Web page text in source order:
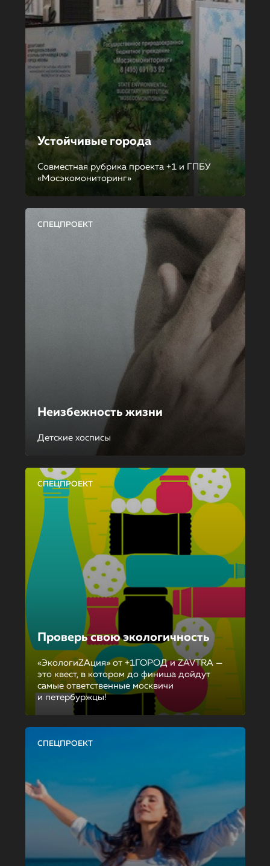
Устойчивые города
Совместная рубрика проекта +1 и ГПБУ
«Мосэкомониторинг»
СПЕЦПРОЕКТ
Неизбежность жизни
Детские хосписы
СПЕЦПРОЕКТ
Проверь свою экологичность
«ЭкологиZAция» от +1ГОРОД и ZAVTRA —
это квест, в котором до финиша дойдут
самые ответственные москвичи
и петербуржцы!
СПЕЦПРОЕКТ